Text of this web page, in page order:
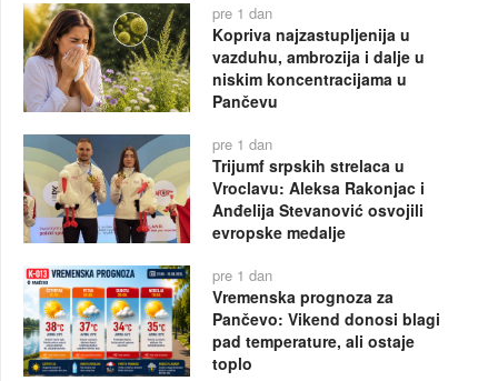
pre 1 dan
Kopriva najzastupljenija u
vazduhu, ambrozija i dalje u
niskim koncentracijama u
Pančevu
pre 1 dan
Trijumf srpskih strelaca u
Vroclavu: Aleksa Rakonjac i
Anđelija Stevanović osvojili
evropske medalje
pre 1 dan
Vremenska prognoza za
Pančevo: Vikend donosi blagi
pad temperature, ali ostaje
toplo